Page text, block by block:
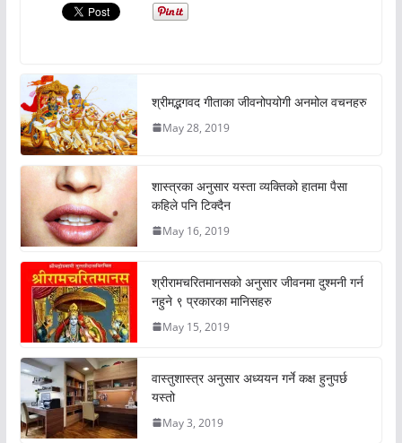
श्रीमद्भगवद गीताका जीवनोपयोगी अनमोल वचनहरु
May 28, 2019
शास्त्रका अनुसार यस्ता व्यक्तिको हातमा पैसा
कहिले पनि टिक्दैन
May 16, 2019
श्रीरामचरितमानसको अनुसार जीवनमा दुश्मनी गर्न
नहुने ९ प्रकारका मानिसहरु
May 15, 2019
वास्तुशास्त्र अनुसार अध्ययन गर्ने कक्ष हुनुपर्छ
यस्तो
May 3, 2019